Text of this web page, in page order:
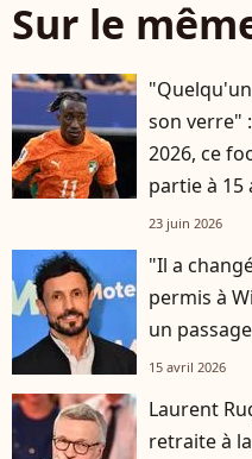
Sur le
son verre"
2026, ce
partie à 15
23 juin 2026
"Il a
permis à
un
15 avril 2026
Laurent
retraite à